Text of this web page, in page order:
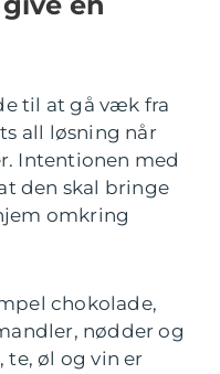
til at gå væk fra
all løsning når
Intentionen med
den skal bringe
omkring
chokolade,
nødder og
te, øl og vin er